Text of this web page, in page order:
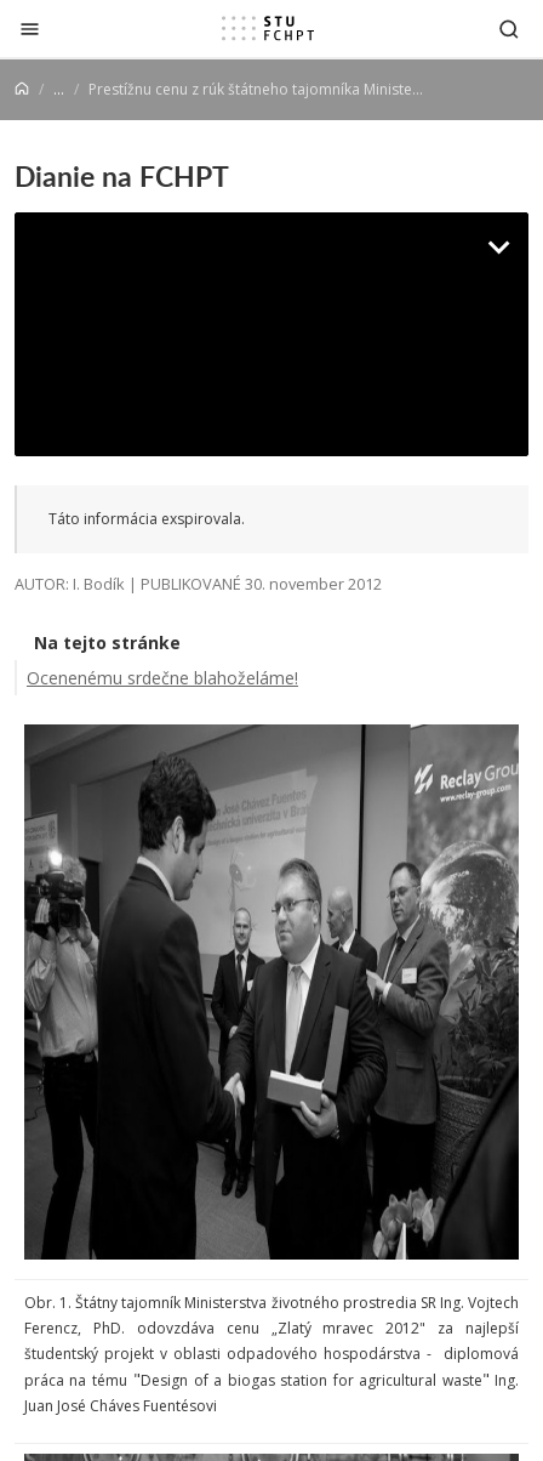
Prejsť na obsah
... Prestížnu cenu z rúk štátneho tajomníka Ministerstva životného prostredia prevzal študent našej fakulty Ing. Juan José Cháves Fuentés
Dianie na FCHPT
Táto informácia exspirovala.
AUTOR: I. Bodík | PUBLIKOVANÉ 30. november 2012
Na tejto stránke
Ocenenému srdečne blahoželáme!
Obr. 1. Štátny tajomník Ministerstva životného prostredia SR Ing. Vojtech
Ferencz, PhD. odovzdáva cenu „Zlatý mravec 2012" za najlepší
študentský projekt v oblasti odpadového hospodárstva - diplomová
práca na tému "Design of a biogas station for agricultural waste" Ing.
Juan José Cháves Fuentésovi